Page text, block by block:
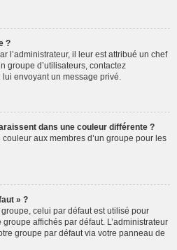
?
l’administrateur, il leur est attribué un chef
groupe d’utilisateurs, contactez
envoyant un message privé.
dans une couleur différente ?
aux membres d’un groupe pour les
» ?
celui par défaut est utilisé pour
affichés par défaut. L’administrateur
groupe par défaut via votre panneau de